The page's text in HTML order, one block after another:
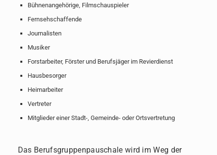
Bühnenangehörige, Filmschauspieler
Fernsehschaffende
Journalisten
Musiker
Forstarbeiter, Förster und Berufsjäger im Revierdienst
Hausbesorger
Heimarbeiter
Vertreter
Mitglieder einer Stadt-, Gemeinde- oder Ortsvertretung
Das Berufsgruppenpauschale wird im Weg der